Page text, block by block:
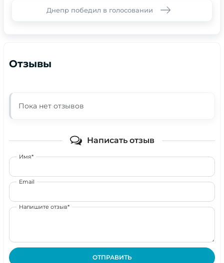
Днепр победил в голосовании
Отзывы
Пока нет отзывов
Написать отзыв
Имя*
Email
Напишите отзыв*
ОТПРАВИТЬ